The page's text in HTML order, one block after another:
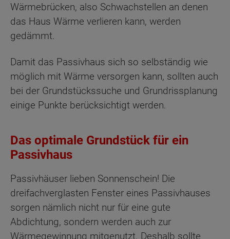
Wärmebrücken, also Schwachstellen an denen
das Haus Wärme verlieren kann, werden
gedämmt.
Damit das Passivhaus sich so selbständig wie
möglich mit Wärme versorgen kann, sollten auch
bei der Grundstückssuche und Grundrissplanung
einige Punkte berücksichtigt werden.
Das optimale Grundstück für ein
Passivhaus
Passivhäuser lieben Sonnenschein! Die
dreifachverglasten Fenster eines Passivhauses
sorgen nämlich nicht nur für eine gute
Abdichtung, sondern werden auch zur
Wärmegewinnung mitgenutzt. Deshalb sollte